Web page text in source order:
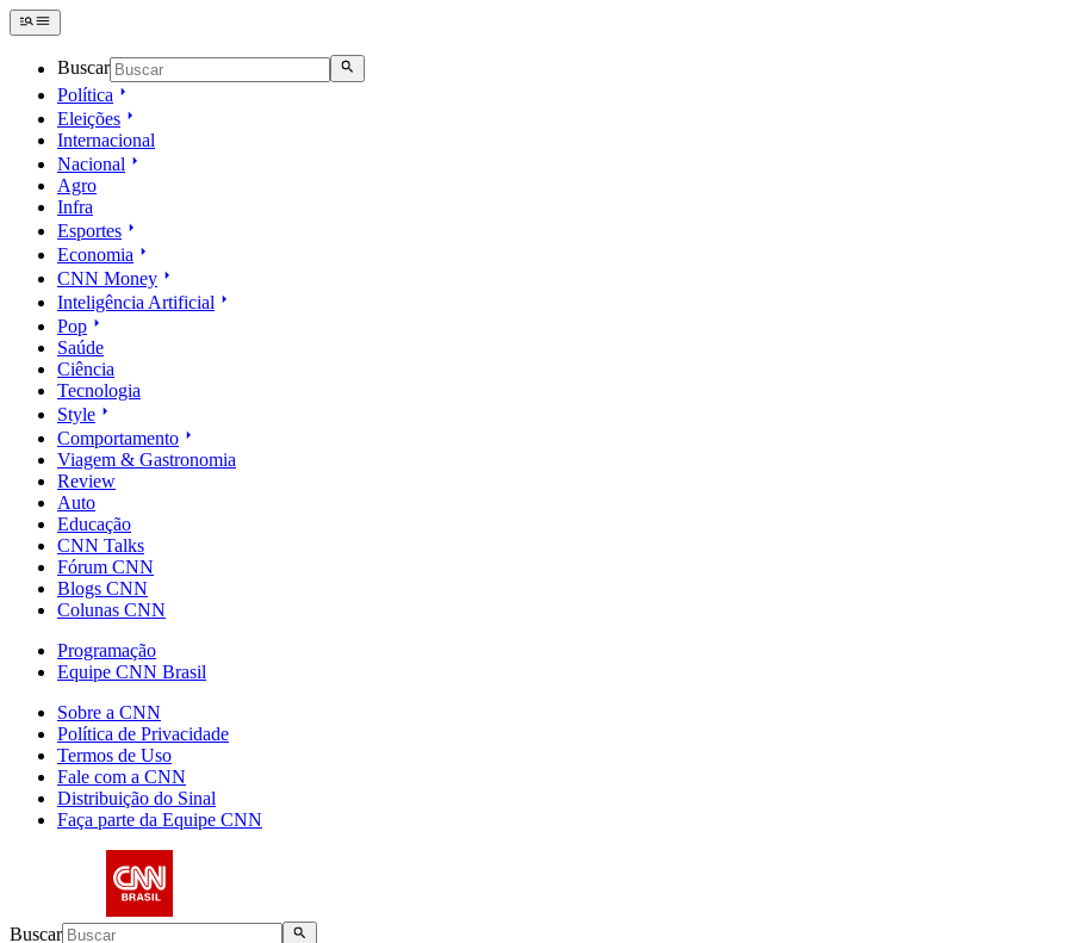
Buscar
Política
Eleições
Internacional
Nacional
Agro
Infra
Esportes
Economia
CNN Money
Inteligência Artificial
Pop
Saúde
Ciência
Tecnologia
Style
Comportamento
Viagem & Gastronomia
Review
Auto
Educação
CNN Talks
Fórum CNN
Blogs CNN
Colunas CNN
Programação
Equipe CNN Brasil
Sobre a CNN
Política de Privacidade
Termos de Uso
Fale com a CNN
Distribuição do Sinal
Faça parte da Equipe CNN
Buscar